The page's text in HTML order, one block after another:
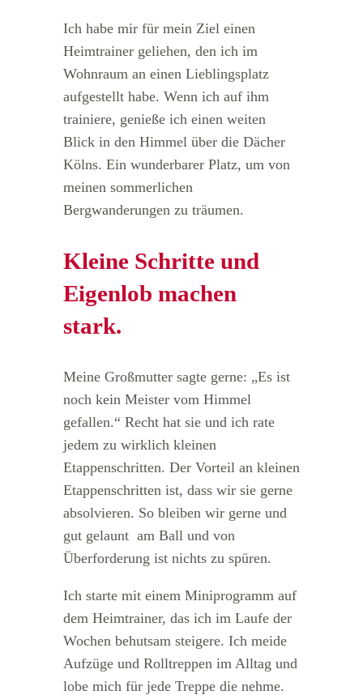
Ich habe mir für mein Ziel einen
Heimtrainer geliehen, den ich im
Wohnraum an einen Lieblingsplatz
aufgestellt habe. Wenn ich auf ihm
trainiere, genieße ich einen weiten
Blick in den Himmel über die Dächer
Kölns. Ein wunderbarer Platz, um von
meinen sommerlichen
Bergwanderungen zu träumen.
Kleine Schritte und
Eigenlob machen
stark.
Meine Großmutter sagte gerne: „Es ist
noch kein Meister vom Himmel
gefallen.“ Recht hat sie und ich rate
jedem zu wirklich kleinen
Etappenschritten. Der Vorteil an kleinen
Etappenschritten ist, dass wir sie gerne
absolvieren. So bleiben wir gerne und
gut gelaunt am Ball und von
Überforderung ist nichts zu spüren.
Ich starte mit einem Miniprogramm auf
dem Heimtrainer, das ich im Laufe der
Wochen behutsam steigere. Ich meide
Aufzüge und Rolltreppen im Alltag und
lobe mich für jede Treppe die nehme.